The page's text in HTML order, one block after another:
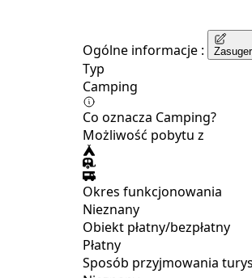
Ogólne informacje :
Typ
Camping
Co oznacza Camping?
Możliwość pobytu z
Okres funkcjonowania
Nieznany
Obiekt płatny/bezpłatny
Płatny
Sposób przyjmowania